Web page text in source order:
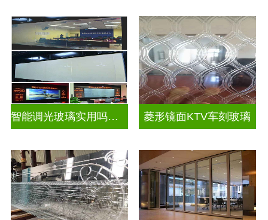
智能调光玻璃实用吗视频 菱形镜面KTV车刻玻璃